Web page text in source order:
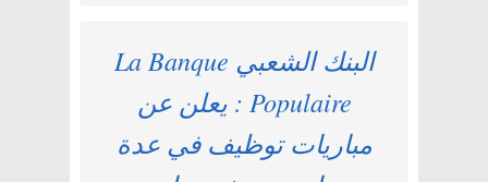
البنك الشعبي La Banque
Populaire : يعلن عن
مباريات توظيف في عدة